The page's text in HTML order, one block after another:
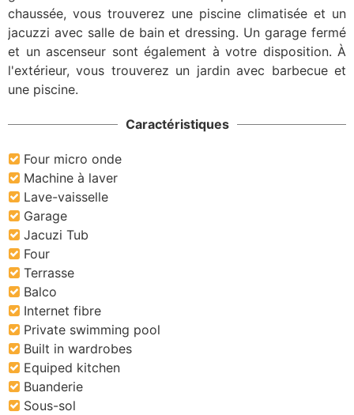
chaussée, vous trouverez une piscine climatisée et un
jacuzzi avec salle de bain et dressing. Un garage fermé
et un ascenseur sont également à votre disposition. À
l'extérieur, vous trouverez un jardin avec barbecue et
une piscine.
Caractéristiques
Four micro onde
Machine à laver
Lave-vaisselle
Garage
Jacuzi Tub
Four
Terrasse
Balco
Internet fibre
Private swimming pool
Built in wardrobes
Equiped kitchen
Buanderie
Sous-sol